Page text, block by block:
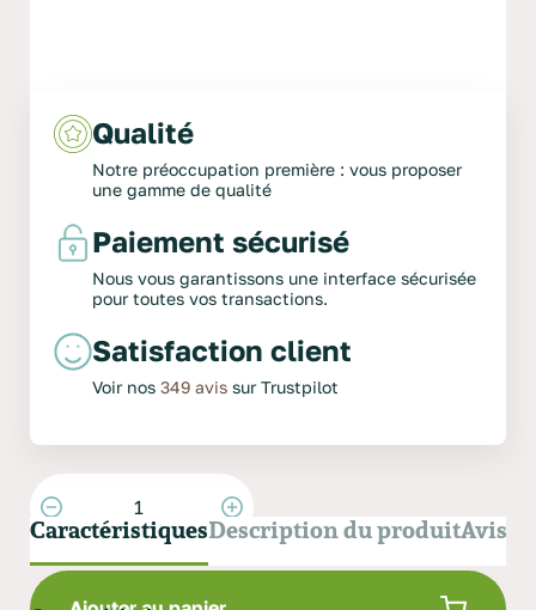
Chanvre Rongeur & Co
5,00 / 5-
Ajouter un avis - Voir les avis
Litière VEGETALE 100 % naturelle spécialement
appréciée des lapins et des petits rongeurs.
Ballot de 15 kg.
29,99 €
Qualité
Notre préoccupation première : vous proposer
une gamme de qualité
Paiement sécurisé
Nous vous garantissons une interface sécurisée
pour toutes vos transactions.
Satisfaction client
Voir nos 349 avissur Trustpilot
CaractéristiquesDescription du produitAvis (1)